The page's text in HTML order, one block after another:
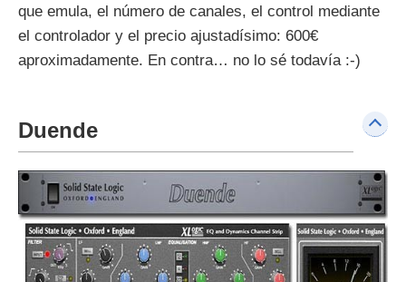
que emula, el número de canales, el control mediante
el controlador y el precio ajustadísimo: 600€
aproximadamente. En contra… no lo sé todavía :-)
Duende